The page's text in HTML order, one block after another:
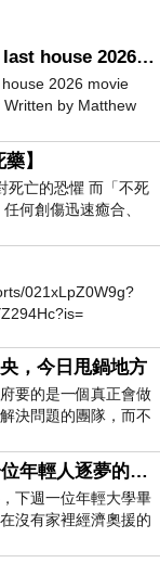
電影最後孤屋2026 the last house 2026 movie
2026 movie
by Matthew
Wa
】
死亡的恐懼 而「不死
何創傷迅速癒合、
021xLpZ0W9g?
，今日甩鍋地方
要的是一個真正會做
決問題的團隊，而不
最近民進黨
小朱週記 20260808_一位年輕人逐夢的真實故事
下週一位年輕大學畢
沒有家裡經濟奧援的
積出國基